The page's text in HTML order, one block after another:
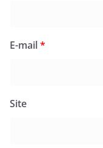
E-mail*
Site